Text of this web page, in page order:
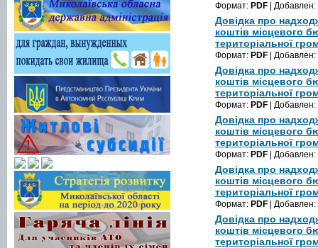
Формат: PDF | Добавлен:
Довідка про
коштів місцевого
територіальної
Формат: PDF | Добавлен:
Довідка про
коштів місцевого
територіальної
Формат: PDF | Добавлен:
Довідка про
коштів місцевого
територіальної
Формат: PDF | Добавлен:
Довідка про
коштів місцевого
територіальної
Формат: PDF | Добавлен:
Довідка про
коштів місцевого
територіальної